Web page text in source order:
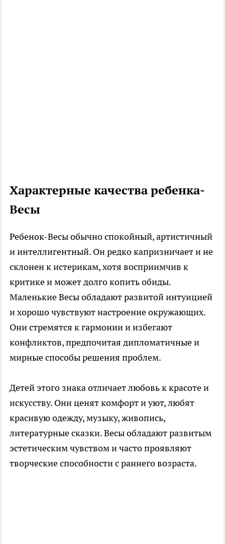
Характерные качества ребенка-
Весы
Ребенок-Весы обычно спокойный, артистичный
и интеллигентный. Он редко капризничает и не
склонен к истерикам, хотя восприимчив к
критике и может долго копить обиды.
Маленькие Весы обладают развитой интуицией
и хорошо чувствуют настроение окружающих.
Они стремятся к гармонии и избегают
конфликтов, предпочитая дипломатичные и
мирные способы решения проблем.
Детей этого знака отличает любовь к красоте и
искусству. Они ценят комфорт и уют, любят
красивую одежду, музыку, живопись,
литературные сказки. Весы обладают развитым
эстетическим чувством и часто проявляют
творческие способности с раннего возраста.